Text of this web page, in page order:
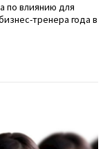
по влиянию для
тренера года в